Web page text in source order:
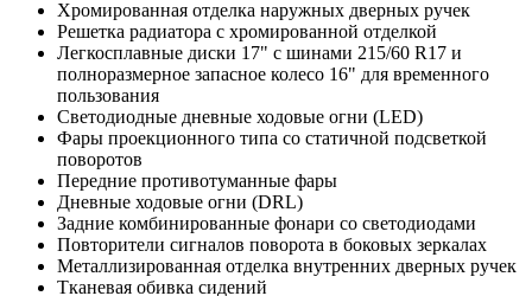
Хромированная отделка наружных дверных ручек
Решетка радиатора с хромированной отделкой
Легкосплавные диски 17" с шинами 215/60 R17 и
полноразмерное запасное колесо 16" для временного
пользования
Светодиодные дневные ходовые огни (LED)
Фары проекционного типа со статичной подсветкой
поворотов
Передние противотуманные фары
Дневные ходовые огни (DRL)
Задние комбинированные фонари со светодиодами
Повторители сигналов поворота в боковых зеркалах
Металлизированная отделка внутренних дверных ручек
Тканевая обивка сидений